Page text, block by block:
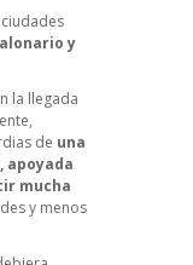
y
la llegada
de una
apoyada
mucha
y menos